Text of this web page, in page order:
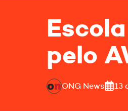
pelo
ONG News 13